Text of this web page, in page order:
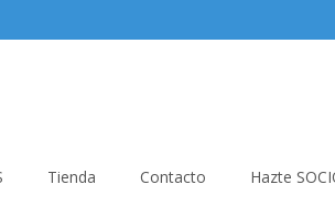
Tienda Contacto Hazte